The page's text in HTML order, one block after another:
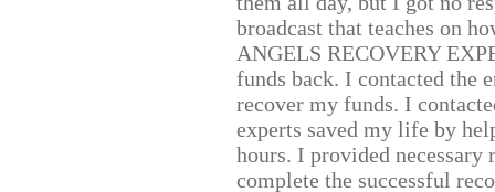
broadcast that teaches on
ANGELS RECOVERY
funds back. I contacted the
recover my funds. I
experts saved my life by
hours. I provided
complete the successful